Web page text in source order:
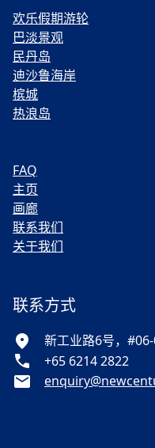
欢乐假期游轮
巴淡景观
民丹岛
迪沙鲁海岸
槟城
热浪岛
FAQ
主页
画廊
联系我们
关于我们
联系方式
新工业路6号，
+65 6214 2822